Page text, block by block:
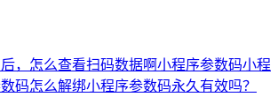
，怎么查看扫码数据啊小程序参数码小程
码怎么解绑小程序参数码永久有效吗？